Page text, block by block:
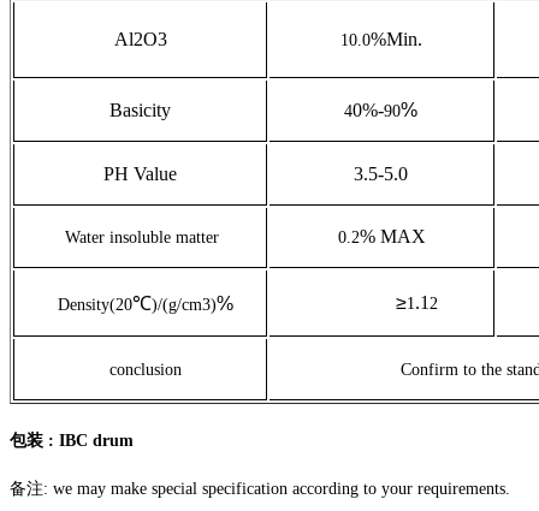
Al2O3 10.0%Min.
Basicity 40%-90%
PH Value 3.5-5.0
Water insoluble matter 0.2% MAX
Density(20℃)/(g/cm3)% ≥1.1 2
conclusion Confirm to the
包装 : IBC drum
备注: we may make special specification according to your requirements.